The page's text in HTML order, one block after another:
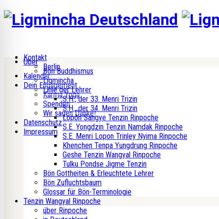
Kontakt
Berlin
Kalender
Dein Engagement
Karma Yoga
Spenden
Wir sagen Danke!
Datenschutz
Impressum
Über
Bön Buddhismus
Ligmincha
Linie der Lehrer
S.H., der 33. Menri Trizin
S.H., der 34. Menri Trizin
Lopön Sangye Tenzin Rinpoche
S.E. Yongdzin Tenzin Namdak Rinpoche
S.E. Menri Lopon Trinley Nyima Rinpoche
Khenchen Tenpa Yungdrung Rinpoche
Geshe Tenzin Wangyal Rinpoche
Tulku Pondse Jigme Tenzin
Bön Gottheiten & Erleuchtete Lehrer
Bön Zufluchtsbaum
Glossar für Bön-Terminologie
Tenzin Wangyal Rinpoche
über Rinpoche